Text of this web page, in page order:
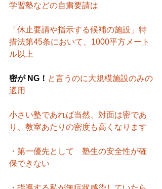
学習塾などの自粛要請は
「休止要請や指示する候補の施設」特
措法第45条において、1000平方メート
ル以上
密が NG！ と言うのに大規模施設のみの
適用
小さい塾であれば当然、対面は密であ
り、教室あたりの密度も高くなります
・第一優先として　塾生の安全性が確
保できない